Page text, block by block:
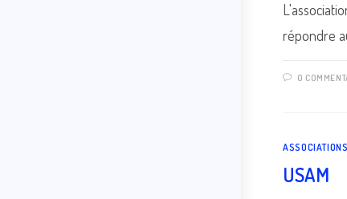
répondre
0
ASSOCIATIONS
USAM